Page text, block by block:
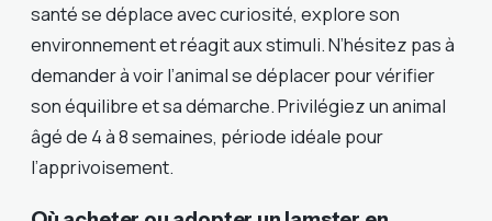
santé se déplace avec curiosité, explore son
environnement et réagit aux stimuli. N’hésitez pas à
demander à voir l’animal se déplacer pour vérifier
son équilibre et sa démarche. Privilégiez un animal
âgé de 4 à 8 semaines, période idéale pour
l’apprivoisement.